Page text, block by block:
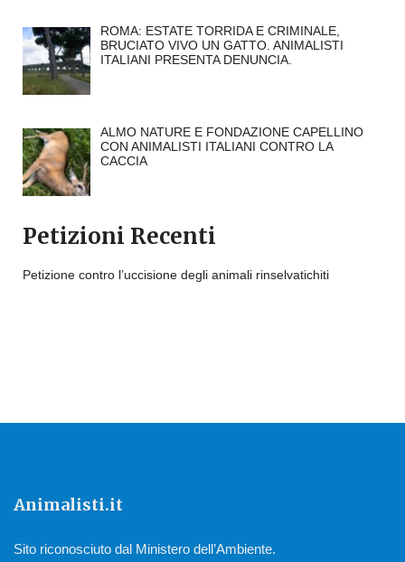
ROMA: ESTATE TORRIDA E CRIMINALE,
BRUCIATO VIVO UN GATTO. ANIMALISTI
ITALIANI PRESENTA DENUNCIA.
ALMO NATURE E FONDAZIONE CAPELLINO
CON ANIMALISTI ITALIANI CONTRO LA
CACCIA
Petizioni Recenti
Petizione contro l’uccisione degli animali rinselvatichiti
Animalisti.it
Sito riconosciuto dal Ministero dell’Ambiente.